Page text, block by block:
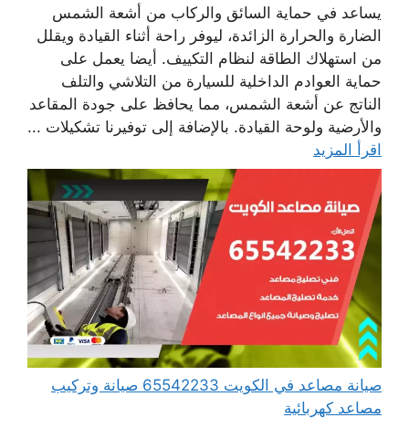
يساعد في حماية السائق والركاب من أشعة الشمس
الضارة والحرارة الزائدة، ليوفر راحة أثناء القيادة ويقلل
من استهلاك الطاقة لنظام التكييف. أيضا يعمل على
حماية العوادم الداخلية للسيارة من التلاشي والتلف
الناتج عن أشعة الشمس، مما يحافظ على جودة المقاعد
والأرضية ولوحة القيادة. بالإضافة إلى توفيرنا تشكيلات ...
اقرأ المزيد
صيانة مصاعد في الكويت 65542233 صيانة وتركيب
مصاعد كهربائية